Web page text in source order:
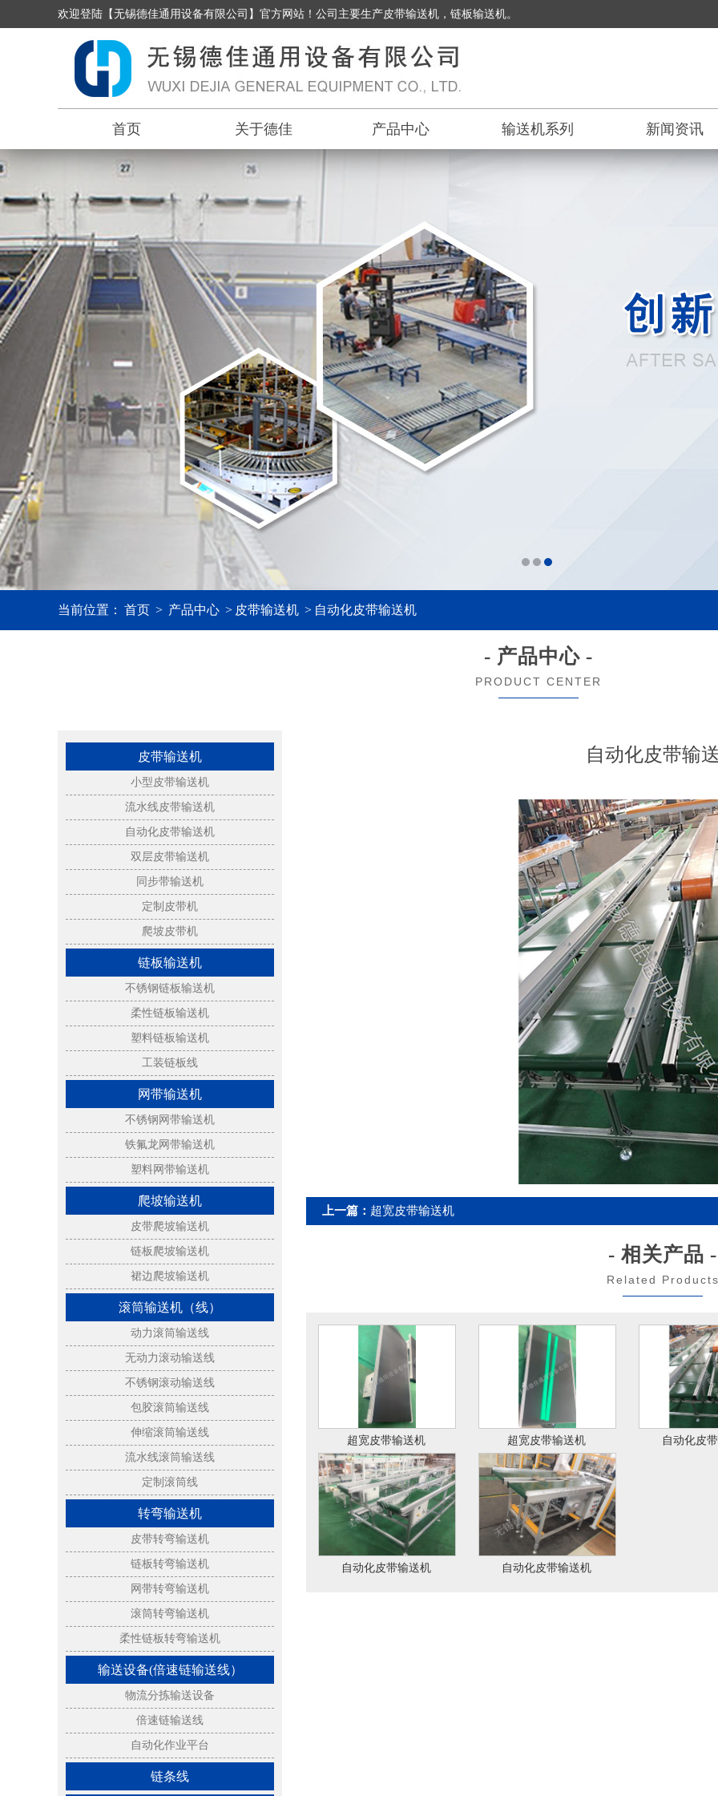
欢迎登陆【无锡德佳通用设备有限公司】官方网站！公司主要生产皮带输送机，链板输送机。
首页 关于德佳 产品中心 输送机系列 新闻资讯
当前位置： 首页 > 产品中心 > 皮带输送机 > 自动化皮带输送机
- 产品中心 -
PRODUCT CENTER
皮带输送机
小型皮带输送机
流水线皮带输送机
自动化皮带输送机
双层皮带输送机
同步带输送机
定制皮带机
爬坡皮带机
链板输送机
不锈钢链板输送机
柔性链板输送机
塑料链板输送机
工装链板线
网带输送机
不锈钢网带输送机
铁氟龙网带输送机
塑料网带输送机
爬坡输送机
皮带爬坡输送机
链板爬坡输送机
裙边爬坡输送机
滚筒输送机（线）
动力滚筒输送线
无动力滚动输送线
不锈钢滚动输送线
包胶滚筒输送线
伸缩滚筒输送线
流水线滚筒输送线
定制滚筒线
转弯输送机
皮带转弯输送机
链板转弯输送机
网带转弯输送机
滚筒转弯输送机
柔性链板转弯输送机
输送设备(倍速链输送线）
物流分拣输送设备
倍速链输送线
自动化作业平台
链条线
自动化皮带输
上一篇： 超宽皮带输送机
- 相关产品 -
Related
超宽皮带输送机 超宽皮带输送机 自动化皮
自动化皮带输送机 自动化皮带输送机